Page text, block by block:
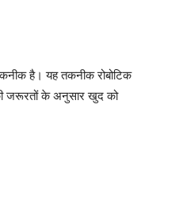
है। यह तकनीक रोबोटिक
की जरूरतों के अनुसार खुद को